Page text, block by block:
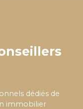
dédiés de
immobilier